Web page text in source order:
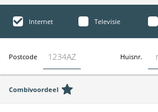
Internet Televisie
Postcode Huisnr.
Combivoordeel